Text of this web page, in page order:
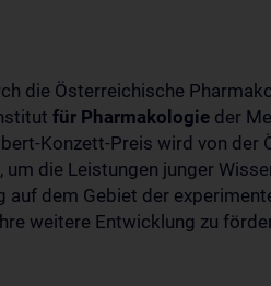
die Österreichische
für Pharmakologie der
Konzett-Preis wird von der
die Leistungen junger
auf dem Gebiet der
weitere Entwicklung zu